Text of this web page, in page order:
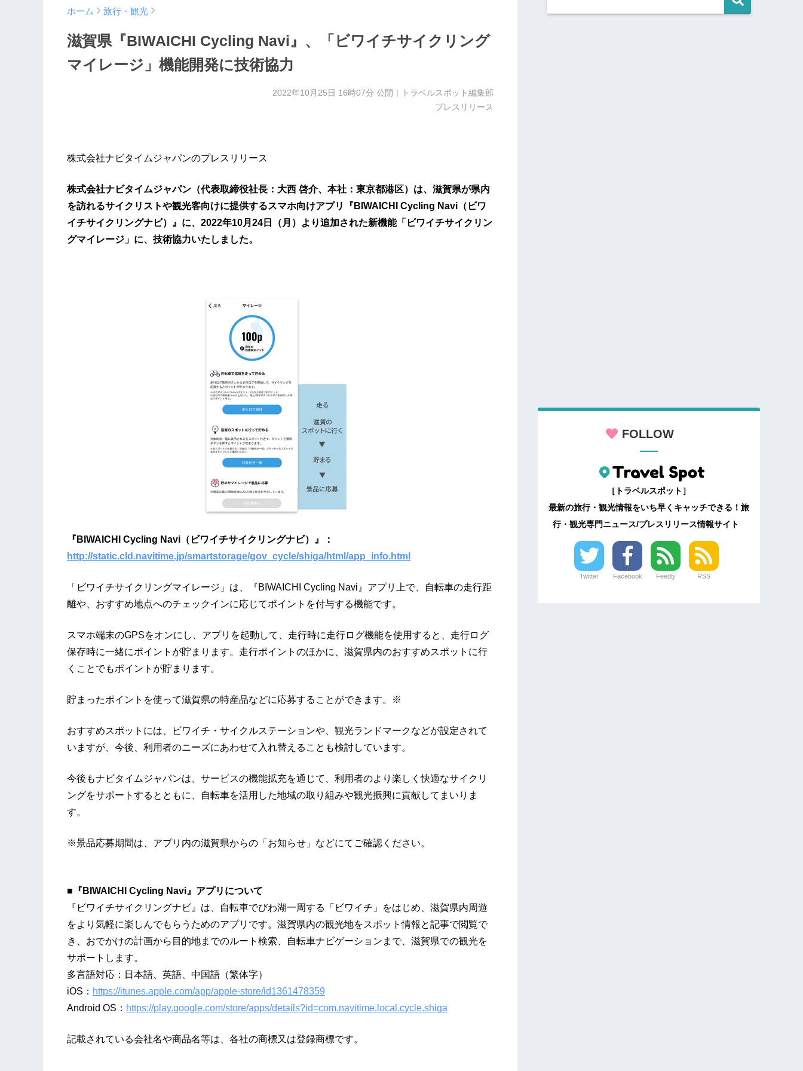
ホーム 旅行・観光
滋賀県『BIWAICHI Cycling Navi』、「ビワイチサイクリング
マイレージ」機能開発に技術協力
2022年10月25日 16時07分 公開｜トラベルスポット編集部
プレスリリース
株式会社ナビタイムジャパンのプレスリリース
​株式会社ナビタイムジャパン（代表取締役社長：大西 啓介、本社：東京都港区）は、滋賀県が県内
を訪れるサイクリストや観光客向けに提供するスマホ向けアプリ『BIWAICHI Cycling Navi（ビワ
イチサイクリングナビ）』に、2022年10月24日（月）より追加された新機能「ビワイチサイクリン
グマイレージ」に、技術協力いたしました。
『BIWAICHI Cycling Navi（ビワイチサイクリングナビ）』：
http://static.cld.navitime.jp/smartstorage/gov_cycle/shiga/html/app_info.html
「ビワイチサイクリングマイレージ」は、『BIWAICHI Cycling Navi』アプリ上で、自転車の走行距
離や、おすすめ地点へのチェックインに応じてポイントを付与する機能です。
スマホ端末のGPSをオンにし、アプリを起動して、走行時に走行ログ機能を使用すると、走行ログ
保存時に一緒にポイントが貯まります。走行ポイントのほかに、滋賀県内のおすすめスポットに行
くことでもポイントが貯まります。
貯まったポイントを使って滋賀県の特産品などに応募することができます。※
おすすめスポットには、ビワイチ・サイクルステーションや、観光ランドマークなどが設定されて
いますが、今後、利用者のニーズにあわせて入れ替えることも検討しています。
今後もナビタイムジャパンは、サービスの機能拡充を通じて、利用者のより楽しく快適なサイクリ
ングをサポートするとともに、自転車を活用した地域の取り組みや観光振興に貢献してまいりま
す。
※景品応募期間は、アプリ内の滋賀県からの「お知らせ」などにてご確認ください。
■『BIWAICHI Cycling Navi』アプリについて
『ビワイチサイクリングナビ』は、自転車でびわ湖一周する「ビワイチ」をはじめ、滋賀県内周遊
をより気軽に楽しんでもらうためのアプリです。滋賀県内の観光地をスポット情報と記事で閲覧で
き、おでかけの計画から目的地までのルート検索、自転車ナビゲーションまで、滋賀県での観光を
サポートします。
多言語対応：日本語、英語、中国語（繁体字）
iOS： https://itunes.apple.com/app/apple-store/id1361478359
Android OS： https://play.google.com/store/apps/details?id=com.navitime.local.cycle.shiga
記載されている会社名や商品名等は、各社の商標又は登録商標です。
FOLLOW
［トラベルスポット］
最新の旅行・観光情報をいち早くキャッチできる！旅
行・観光専門ニュース/プレスリリース情報サイト
Twitter Facebook Feedly RSS